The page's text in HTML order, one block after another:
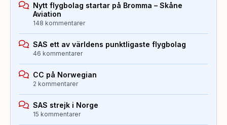
Nytt flygbolag startar på Bromma – Skåne
Aviation
148 kommentarer
SAS ett av världens punktligaste flygbolag
46 kommentarer
CC på Norwegian
2 kommentarer
SAS strejk i Norge
15 kommentarer